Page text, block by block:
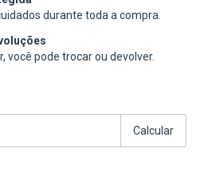
durante toda a compra.
você pode trocar ou devolver.
Calcular